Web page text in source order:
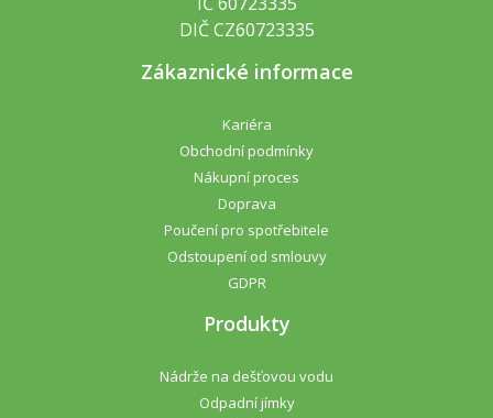
DIČ CZ60723335
Zákaznické informace
Kariéra
Obchodní podmínky
Nákupní proces
Doprava
Poučení pro spotřebitele
Odstoupení od smlouvy
GDPR
Produkty
Nádrže na dešťovou vodu
Odpadní jímky